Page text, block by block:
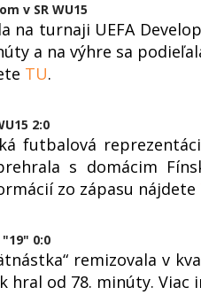
v SR WU15
na turnaji UEFA
a na výhre sa
TU.
2:0
futbalová
s domácim
zo zápasu nájdete
0:0
remizovala v
hral od 78. minúty.